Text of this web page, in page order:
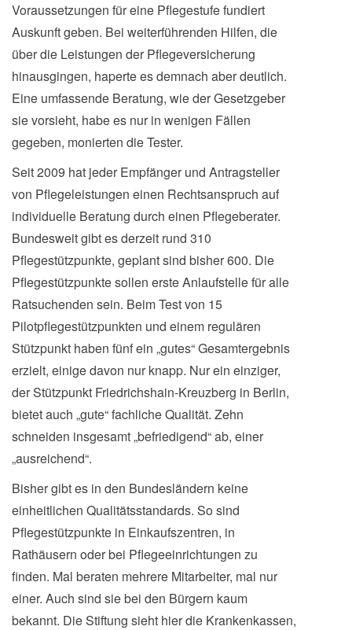
Voraussetzungen für eine Pflegestufe fundiert
Auskunft geben. Bei weiterführenden Hilfen, die
über die Leistungen der Pflegeversicherung
hinausgingen, haperte es demnach aber deutlich.
Eine umfassende Beratung, wie der Gesetzgeber
sie vorsieht, habe es nur in wenigen Fällen
gegeben, monierten die Tester.
Seit 2009 hat jeder Empfänger und Antragsteller
von Pflegeleistungen einen Rechtsanspruch auf
individuelle Beratung durch einen Pflegeberater.
Bundesweit gibt es derzeit rund 310
Pflegestützpunkte, geplant sind bisher 600. Die
Pflegestützpunkte sollen erste Anlaufstelle für alle
Ratsuchenden sein. Beim Test von 15
Pilotpflegestützpunkten und einem regulären
Stützpunkt haben fünf ein „gutes“ Gesamtergebnis
erzielt, einige davon nur knapp. Nur ein einziger,
der Stützpunkt Friedrichshain-Kreuzberg in Berlin,
bietet auch „gute“ fachliche Qualität. Zehn
schneiden insgesamt „befriedigend“ ab, einer
„ausreichend“.
Bisher gibt es in den Bundesländern keine
einheitlichen Qualitätsstandards. So sind
Pflegestützpunkte in Einkaufszentren, in
Rathäusern oder bei Pflegeeinrichtungen zu
finden. Mal beraten mehrere Mitarbeiter, mal nur
einer. Auch sind sie bei den Bürgern kaum
bekannt. Die Stiftung sieht hier die Krankenkassen,